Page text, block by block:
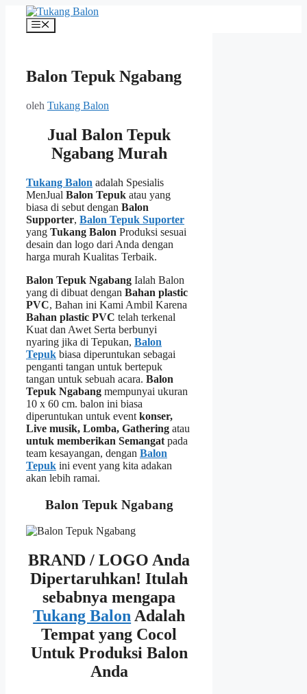
Langsung
Menu
Balon Tepuk Ngabang
oleh Tukang Balon
Jual Balon Tepuk
Ngabang Murah
Tukang Balon adalah Spesialis
MenJual Balon Tepuk atau yang
biasa di sebut dengan Balon
Supporter, Balon Tepuk Suporter
yang Tukang Balon Produksi sesuai
desain dan logo dari Anda dengan
harga murah Kualitas Terbaik.
Balon Tepuk Ngabang Ialah Balon
yang di dibuat dengan Bahan plastic
PVC, Bahan ini Kami Ambil Karena
Bahan plastic PVC telah terkenal
Kuat dan Awet Serta berbunyi
nyaring jika di Tepukan, Balon
Tepuk biasa diperuntukan sebagai
penganti tangan untuk bertepuk
tangan untuk sebuah acara. Balon
Tepuk Ngabang mempunyai ukuran
10 x 60 cm. balon ini biasa
diperuntukan untuk event konser,
Live musik, Lomba, Gathering atau
untuk memberikan Semangat pada
team kesayangan, dengan Balon
Tepuk ini event yang kita adakan
akan lebih ramai.
Balon Tepuk Ngabang
BRAND / LOGO Anda
Dipertaruhkan! Itulah
sebabnya mengapa
Tukang BalonAdalah
Tempat yang Cocol
Untuk Produksi Balon
Anda